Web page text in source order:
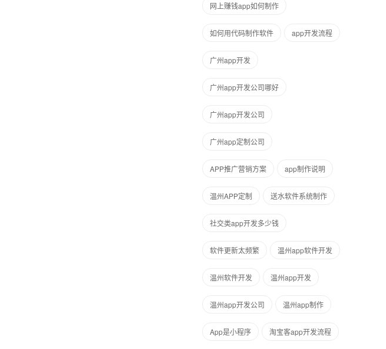
网上赚钱app如何制作
如何用代码制作软件 app开发流程
广州app开发
广州app开发公司哪好
广州app开发公司
广州app定制公司
APP推广营销方案 app制作说明
温州APP定制 送水软件系统制作
社交类app开发多少钱
软件更新太频繁 温州app软件开发
温州软件开发 温州app开发
温州app开发公司 温州app制作
App是小程序 淘宝客app开发流程